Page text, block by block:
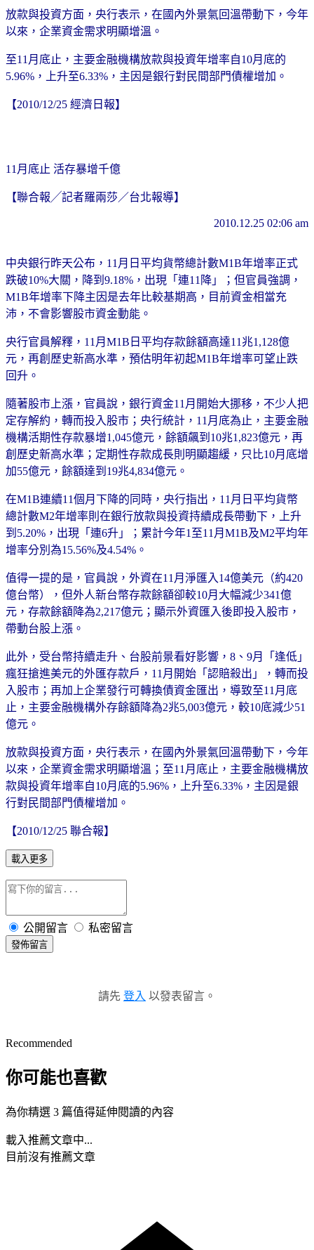
放款與投資方面，央行表示，在國內外景氣回溫帶動下，今年
以來，企業資金需求明顯增溫。
至11月底止，主要金融機構放款與投資年增率自10月底的
5.96%，上升至6.33%，主因是銀行對民間部門債權增加。
【2010/12/25 經濟日報】
11月底止 活存暴增千億
【聯合報╱記者羅兩莎／台北報導】
2010.12.25 02:06 am
中央銀行昨天公布，11月日平均貨幣總計數M1B年增率正式
跌破10%大關，降到9.18%，出現「連11降」；但官員強調，
M1B年增率下降主因是去年比較基期高，目前資金相當充
沛，不會影響股市資金動能。
央行官員解釋，11月M1B日平均存款餘額高達11兆1,128億
元，再創歷史新高水準，預估明年初起M1B年增率可望止跌
回升。
隨著股市上漲，官員說，銀行資金11月開始大挪移，不少人把
定存解約，轉而投入股市；央行統計，11月底為止，主要金融
機構活期性存款暴增1,045億元，餘額飆到10兆1,823億元，再
創歷史新高水準；定期性存款成長則明顯趨緩，只比10月底增
加55億元，餘額達到19兆4,834億元。
在M1B連續11個月下降的同時，央行指出，11月日平均貨幣
總計數M2年增率則在銀行放款與投資持續成長帶動下，上升
到5.20%，出現「連6升」；累計今年1至11月M1B及M2平均年
增率分別為15.56%及4.54%。
值得一提的是，官員說，外資在11月淨匯入14億美元（約420
億台幣），但外人新台幣存款餘額卻較10月大幅減少341億
元，存款餘額降為2,217億元；顯示外資匯入後即投入股市，
帶動台股上漲。
此外，受台幣持續走升、台股前景看好影響，8、9月「逢低」
瘋狂搶進美元的外匯存款戶，11月開始「認賠殺出」，轉而投
入股市；再加上企業發行可轉換債資金匯出，導致至11月底
止，主要金融機構外存餘額降為2兆5,003億元，較10底減少51
億元。
放款與投資方面，央行表示，在國內外景氣回溫帶動下，今年
以來，企業資金需求明顯增溫；至11月底止，主要金融機構放
款與投資年增率自10月底的5.96%，上升至6.33%，主因是銀
行對民間部門債權增加。
【2010/12/25 聯合報】
載入更多
公開留言 私密留言
發佈留言
請先 登入 以發表留言。
Recommended
你可能也喜歡
為你精選 3 篇值得延伸閱讀的內容
載入推薦文章中...
目前沒有推薦文章